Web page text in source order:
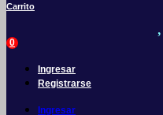
Carrito
0
Ingresar
Registrarse
Ingresar